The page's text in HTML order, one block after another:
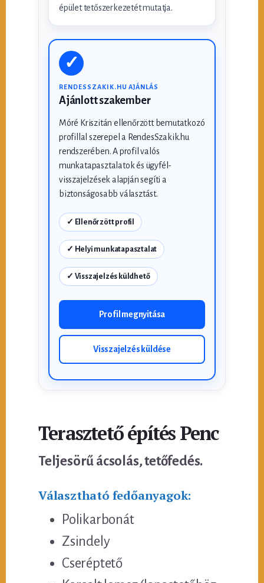
épület tetőszerkezetét mutatja.
✓
RENDESSZAKIK.HU AJÁNLÁS
Ajánlott szakember
Móré Kriszitán ellenőrzött bemutatkozó
profillal szerepel a RendesSzakik.hu
rendszerében. A profil valós
munkatapasztalatok és ügyfél-
visszajelzések alapján segíti a
biztonságosabb választást.
✓ Ellenőrzött profil
✓ Helyi munkatapasztalat
✓ Visszajelzés küldhető
Profil megnyitása
Visszajelzés küldése
Terasztető építés Penc
Teljesörű ácsolás, tetőfedés.
Választható fedőanyagok:
Polikarbonát
Zsindely
Cseréptető